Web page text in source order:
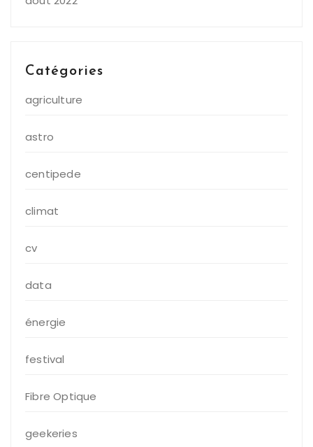
Catégories
agriculture
astro
centipede
climat
cv
data
énergie
festival
Fibre Optique
geekeries